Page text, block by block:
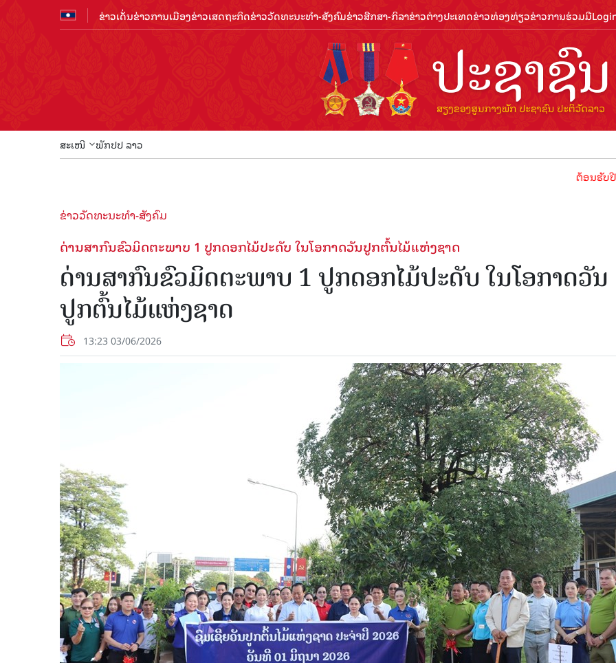
ຂ່າວເດັ່ນຂ່າວການເມືອງຂ່າວເສດຖະກິດຂ່າວວັດທະນະທຳ-ສັງຄົມຂ່າວສືກສາ-ກິລາຂ່າວຕ່າງປະເທດຂ່າວທ່ອງທ່ຽວຂ່າວການຮ່ວມມື
ສະເໜີ ພັກປປ ລາວ
ຕ້ອນຮັບປີທ່ອງທ່ຽ
ຂ່າວວັດທະນະທຳ-ສັງຄົມ
ດ່ານສາກົນຂົວມິດຕະພາບ 1 ປູກດອກໄມ້ປະດັບ ໃນ​ໂອ​ກາດ​ວັນ​ປູກ​ຕົ້ນ​ໄມ້​ແຫ່ງ​ຊາດ
ດ່ານສາກົນຂົວມິດຕະພາບ 1 ປູກດອກໄມ້ປະດັບ ໃນ​ໂອ​ກາດ​ວັນ​
ປູກ​ຕົ້ນ​ໄມ້​ແຫ່ງ​ຊາດ
13:23 03/06/2026